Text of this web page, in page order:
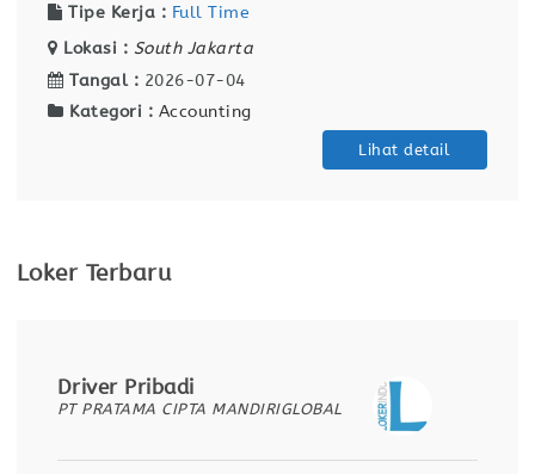
Tipe Kerja : Full Time
Lokasi : South Jakarta
Tangal : 2026-07-04
Kategori : Accounting
Lihat detail
Loker Terbaru
Driver Pribadi
PT PRATAMA CIPTA MANDIRIGLOBAL